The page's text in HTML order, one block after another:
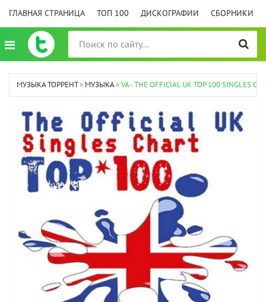
ГЛАВНАЯ СТРАНИЦА ТОП 100 ДИСКОГРАФИИ СБОРНИКИ
МУЗЫКА ТОРРЕНТ» МУЗЫКА» VA - THE OFFICIAL UK TOP 100 SINGLES